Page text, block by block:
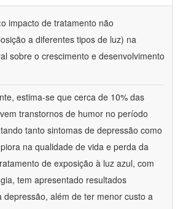
o impacto de tratamento não
a diferentes tipos de luz) na
sobre o crescimento e desenvolvimento
estima-se que cerca de 10% das
transtornos de humor no período
tanto sintomas de depressão como
na qualidade de vida e perda da
de exposição à luz azul, com
tem apresentado resultados
depressão, além de ter menor custo a